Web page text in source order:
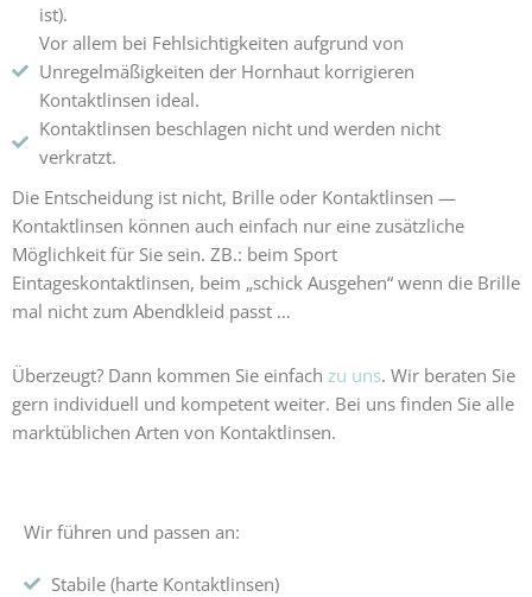
ist).
Vor allem bei Fehlsichtigkeiten aufgrund von
Unregelmäßigkeiten der Hornhaut korrigieren
Kontaktlinsen ideal.
Kontaktlinsen beschlagen nicht und werden nicht
verkratzt.
Die Entscheidung ist nicht, Brille oder Kontaktlinsen —
Kontaktlinsen können auch einfach nur eine zusätzliche
Möglichkeit für Sie sein. ZB.: beim Sport
Eintageskontaktlinsen, beim „schick Ausgehen“ wenn die Brille
mal nicht zum Abendkleid passt …
Überzeugt? Dann kommen Sie einfach zu uns. Wir beraten Sie
gern individuell und kompetent weiter. Bei uns finden Sie alle
marktüblichen Arten von Kontaktlinsen.
Wir führen und passen an:
Stabile (harte Kontaktlinsen)